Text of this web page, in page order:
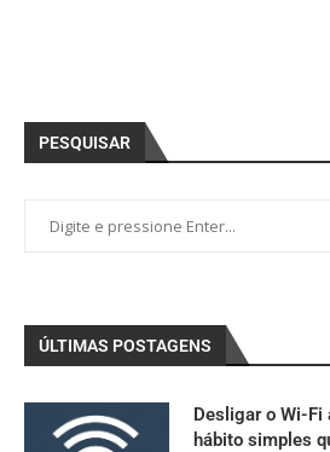
PESQUISAR
ÚLTIMAS POSTAGENS
Desligar o Wi-Fi
hábito simples